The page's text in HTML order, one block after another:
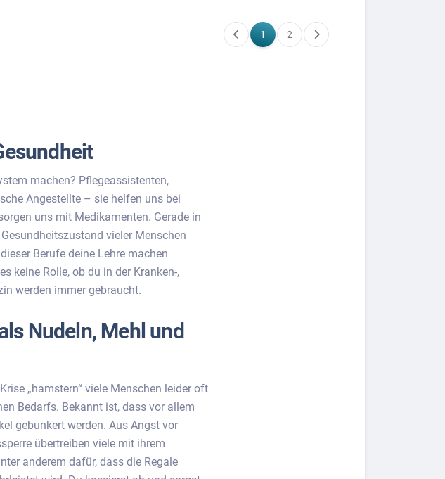
1 2
machen? Pflegeassistenten,
Angestellte – sie helfen uns bei
uns mit Medikamenten. Gerade in
vieler Menschen
Berufe deine Lehre machen
keine Rolle, ob du in der Kranken-,
werden immer gebraucht.
Nudeln, Mehl und
„hamstern“ viele Menschen leider oft
Bedarfs. Bekannt ist, dass vor allem
gebunkert werden. Aus Angst vor
übertreiben viele mit ihrem
anderem dafür, dass die Regale